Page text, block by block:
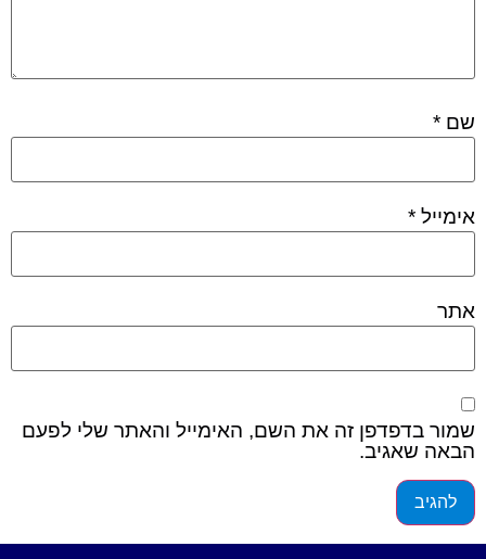
שם *
אימייל *
אתר
שמור בדפדפן זה את השם, האימייל והאתר שלי לפעם
הבאה שאגיב.